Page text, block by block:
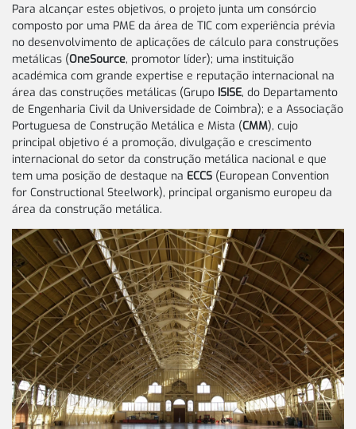
Para alcançar estes objetivos, o projeto junta um consórcio
composto por uma PME da área de TIC com experiência prévia
no desenvolvimento de aplicações de cálculo para construções
metálicas (OneSource, promotor líder); uma instituição
académica com grande expertise e reputação internacional na
área das construções metálicas (Grupo ISISE, do Departamento
de Engenharia Civil da Universidade de Coimbra); e a Associação
Portuguesa de Construção Metálica e Mista (CMM), cujo
principal objetivo é a promoção, divulgação e crescimento
internacional do setor da construção metálica nacional e que
tem uma posição de destaque na ECCS (European Convention
for Constructional Steelwork), principal organismo europeu da
área da construção metálica.